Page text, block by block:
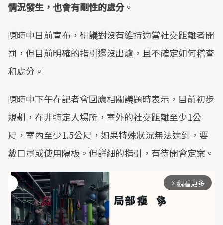
情況發生，也會有剛性的處分。
陳時中日前宣布，研議對沒有維持適當社交距離者開
罰，但目前明確的指引還沒出爐，且不確定如何稽查
和處分。
陳時中下午在記者會回應相關議題時表示，目前初步
規劃，在非特定人場所，室外的社交距離至少1公
尺，室內至少1.5公尺，如果特殊狀況無法達到，要
戴口罩或使用隔板。但詳細的指引，有待開會定案。
arrow_forward_ios 觀看更多